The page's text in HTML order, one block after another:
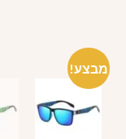
מבצע!